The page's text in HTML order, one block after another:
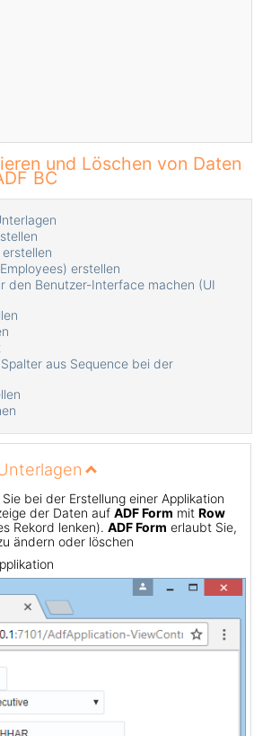
und Löschen von Daten
BC
erstellen
den Benutzer-Interface machen (UI
aus Sequence bei der
bei der Erstellung einer Applikation
der Daten auf ADF Form mit Row
Rekord lenken). ADF Form erlaubt Sie,
ändern oder löschen